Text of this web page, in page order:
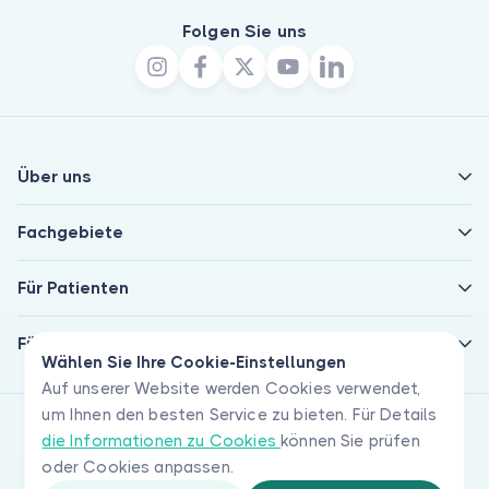
Wählen Sie Ihre Cookie-Einstellungen
Auf unserer Website werden Cookies verwendet,
um Ihnen den besten Service zu bieten. Für Details
die Informationen zu Cookieskönnen Sie prüfen
oder Cookies anpassen.
Folgen Sie uns
Über uns
Fachgebiete
Für Patienten
Für Ärzte